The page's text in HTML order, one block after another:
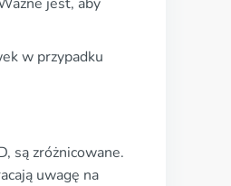
w przypadku
są zróżnicowane.
uwagę na